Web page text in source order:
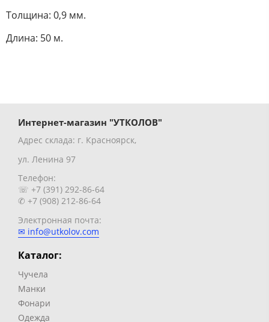
Толщина: 0,9 мм.
Длина: 50 м.
Интернет-магазин "УТКОЛОВ"
Адрес склада: г. Красноярск,
ул. Ленина 97
Телефон:
☏ +7 (391) 292-86-64
✆ +7 (908) 212-86-64
Электронная почта:
✉ info@utkolov.com
Каталог:
Чучела
Манки
Фонари
Одежда